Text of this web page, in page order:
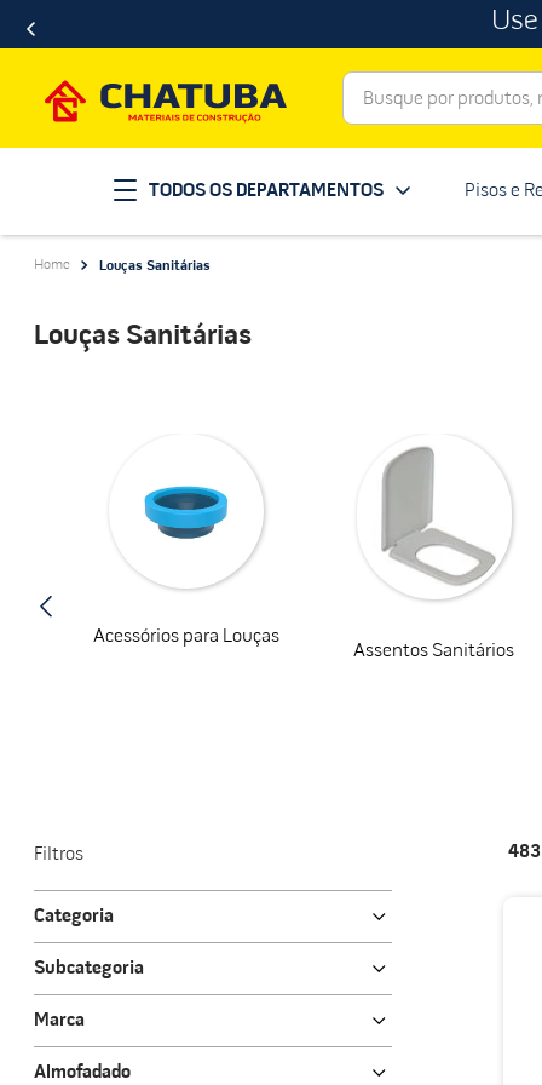
Busque por produtos,
TODOS OS DEPARTAMENTOS Pisos e
Louças Sanitárias
Louças Sanitárias
Acessórios para Louças
Assentos Sanitários
Filtros
Categoria
Assentos sanitários
Lavatórios
Subcategoria
Vasos Convencionais
Marca
Deca
Almofadado
483
1 º porcelanato
2º telha
chuveiro
telhas
porcelanato